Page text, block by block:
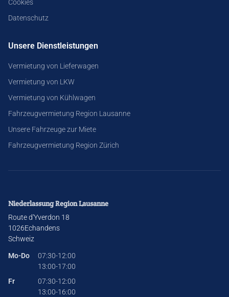
Cookies
Datenschutz
Unsere Dienstleistungen
Vermietung von Lieferwagen
Vermietung von LKW
Vermietung von Kühlwagen
Fahrzeugvermietung Region Lausanne
Unsere Fahrzeuge zur Miete
Fahrzeugvermietung Region Zürich
Niederlassung Region Lausanne
Route d'Yverdon 18
1026Echandens
Schweiz
Mo-Do
07:30-12:00
13:00-17:00
Fr
07:30-12:00
13:00-16:00